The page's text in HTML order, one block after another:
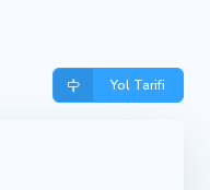
Yol Tarifi